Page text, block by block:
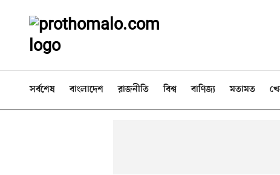
সর্বশেষ বাংলাদেশ রাজনীতি বিশ্ব বাণিজ্য মতামত